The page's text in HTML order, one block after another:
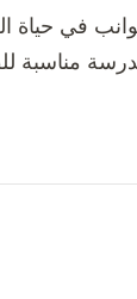
في حياة
مناسبة